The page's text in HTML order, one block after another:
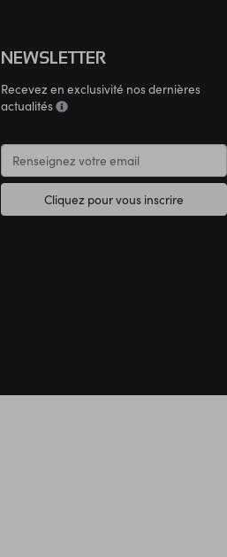
NEWSLETTER
Recevez en exclusivité nos dernières
actualités
Cliquez pour vous inscrire